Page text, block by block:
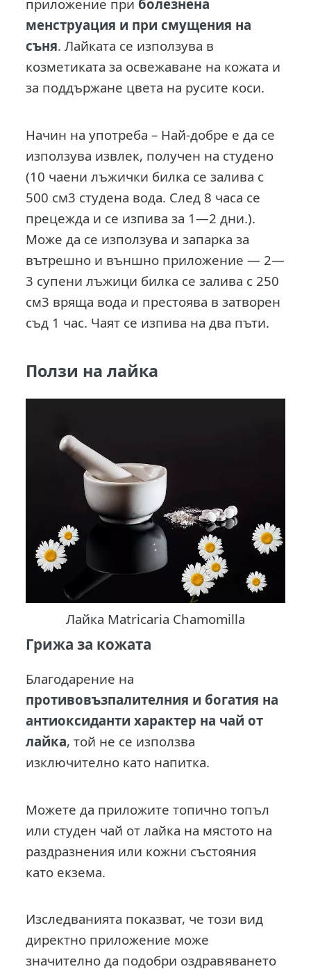
приложение приболезнена
менструация и при смущения на
съня. Лайката се използува в
козметиката за освежаване на кожата и
за поддържане цвета на русите коси.
Начин на употреба – Най-добре е да се
използува извлек, получен на студено
(10 чаени лъжички билка се залива с
500 см3 студена вода. След 8 часа се
прецежда и се изпива за 1—2 дни.).
Може да се използува и запарка за
вътрешно и външно приложение — 2—
3 супени лъжици билка се залива с 250
см3 вряща вода и пре­стоява в затворен
съд 1 час. Чаят се изпива на два пъти.
Ползи на лайка
Лайка Matricaria Chamomilla
Грижа за кожата
Благодарение на
противовъзпалителния и богатия на
антиоксиданти характер на чай от
лайка, той не се използва
изключително като напитка.
Можете да приложите топично топъл
или студен чай от лайка на мястото на
раздразнения или кожни състояния
като екзема.
Изследванията показват, че този вид
директно приложение може
значително да подобри оздравяването